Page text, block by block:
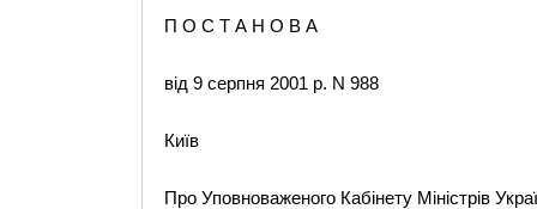
П О С Т А Н О В А
від 9 серпня 2001 р. N 988
Київ
Про Уповноваженого Кабінету Міністрів